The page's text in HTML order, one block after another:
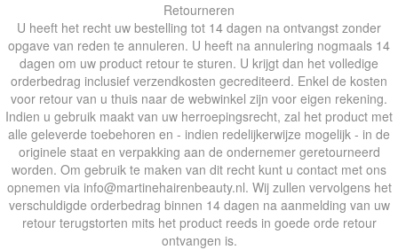
Retourneren
U heeft het recht uw bestelling tot 14 dagen na ontvangst zonder
opgave van reden te annuleren. U heeft na annulering nogmaals 14
dagen om uw product retour te sturen. U krijgt dan het volledige
orderbedrag inclusief verzendkosten gecrediteerd. Enkel de kosten
voor retour van u thuis naar de webwinkel zijn voor eigen rekening.
Indien u gebruik maakt van uw herroepingsrecht, zal het product met
alle geleverde toebehoren en - indien redelijkerwijze mogelijk - in de
originele staat en verpakking aan de ondernemer geretourneerd
worden. Om gebruik te maken van dit recht kunt u contact met ons
opnemen via info@martinehairenbeauty.nl. Wij zullen vervolgens het
verschuldigde orderbedrag binnen 14 dagen na aanmelding van uw
retour terugstorten mits het product reeds in goede orde retour
ontvangen is.